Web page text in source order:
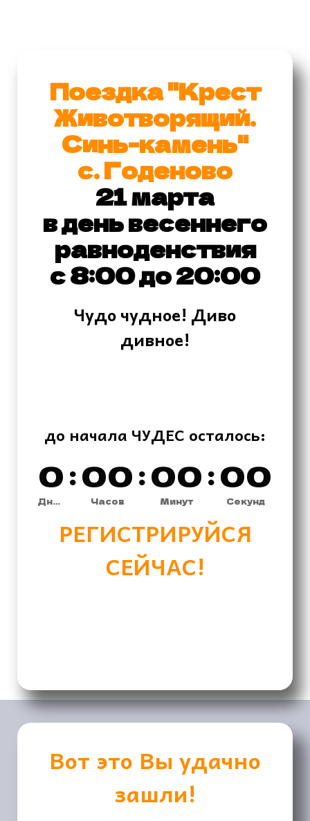
Поездка "Крест
Животворящий.
Синь-камень"
с. Годеново
21 марта
в день весеннего
равноденствия
с 8:00 до 20:00
Чудо чудное! Диво
дивное!
до начала ЧУДЕС осталось:
0
Дней
:00
Часов
:00
Минут
:00
Секунд
РЕГИСТРИРУЙСЯ
СЕЙЧАС!
Вот это Вы удачно
зашли!